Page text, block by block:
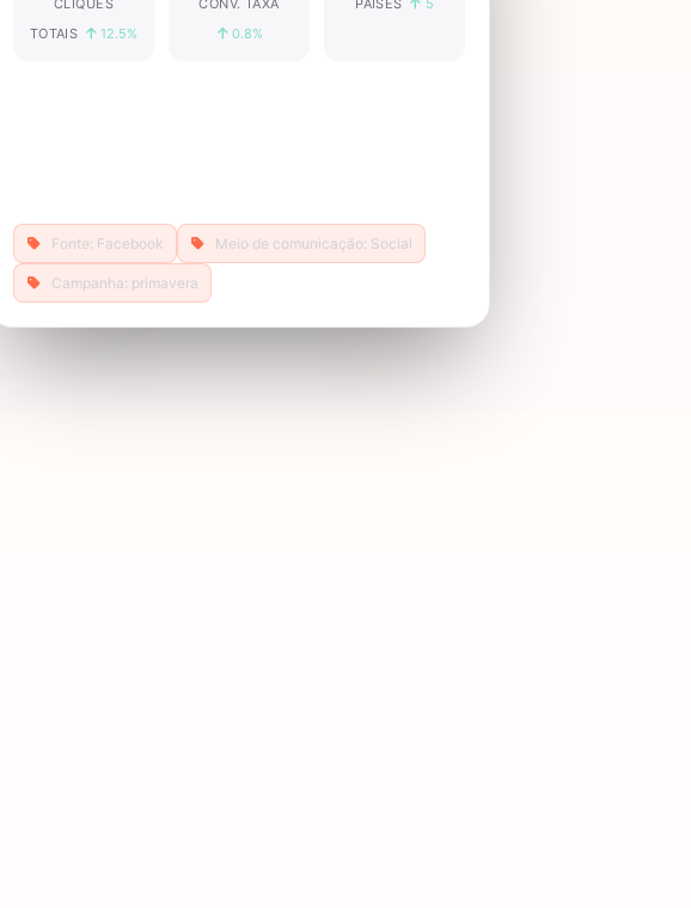
TOTAIS
12.5%
0.8%
Fonte: Facebook Meio de comunicação: Social
Campanha: primavera